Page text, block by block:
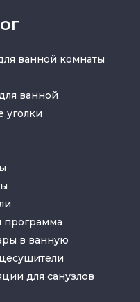
ванной комнаты
ванной
уголки
программа
в ванную
для санузлов